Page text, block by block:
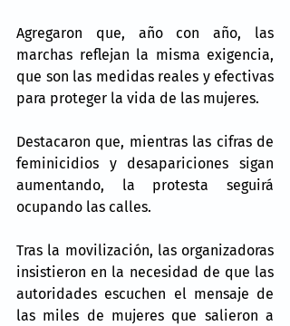
Agregaron que, año con año, las
marchas reflejan la misma exigencia,
que son las medidas reales y efectivas
para proteger la vida de las mujeres.
Destacaron que, mientras las cifras de
feminicidios y desapariciones sigan
aumentando, la protesta seguirá
ocupando las calles.
Tras la movilización, las organizadoras
insistieron en la necesidad de que las
autoridades escuchen el mensaje de
las miles de mujeres que salieron a